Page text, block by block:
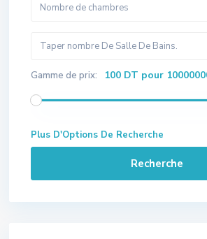
Gamme de prix: 100 DT pour
Plus D'Options De Recherche
Recherche